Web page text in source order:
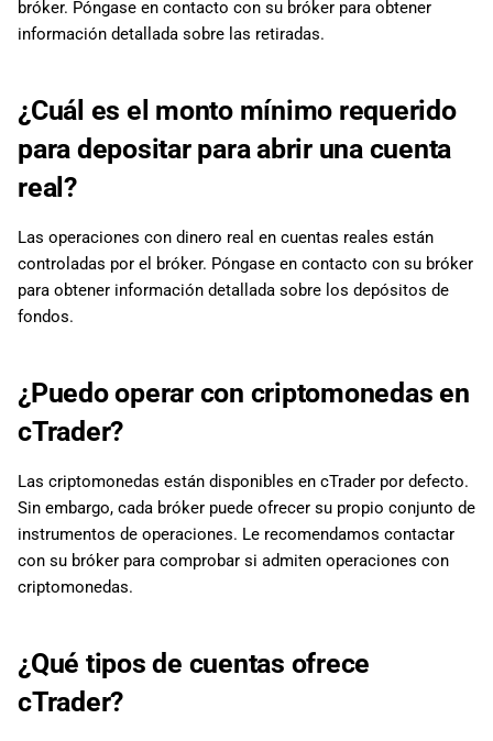
bróker. Póngase en contacto con su bróker para obtener
información detallada sobre las retiradas.
¿Cuál es el monto mínimo requerido
para depositar para abrir una cuenta
real?
Las operaciones con dinero real en cuentas reales están
controladas por el bróker. Póngase en contacto con su bróker
para obtener información detallada sobre los depósitos de
fondos.
¿Puedo operar con criptomonedas en
cTrader?
Las criptomonedas están disponibles en cTrader por defecto.
Sin embargo, cada bróker puede ofrecer su propio conjunto de
instrumentos de operaciones. Le recomendamos contactar
con su bróker para comprobar si admiten operaciones con
criptomonedas.
¿Qué tipos de cuentas ofrece
cTrader?